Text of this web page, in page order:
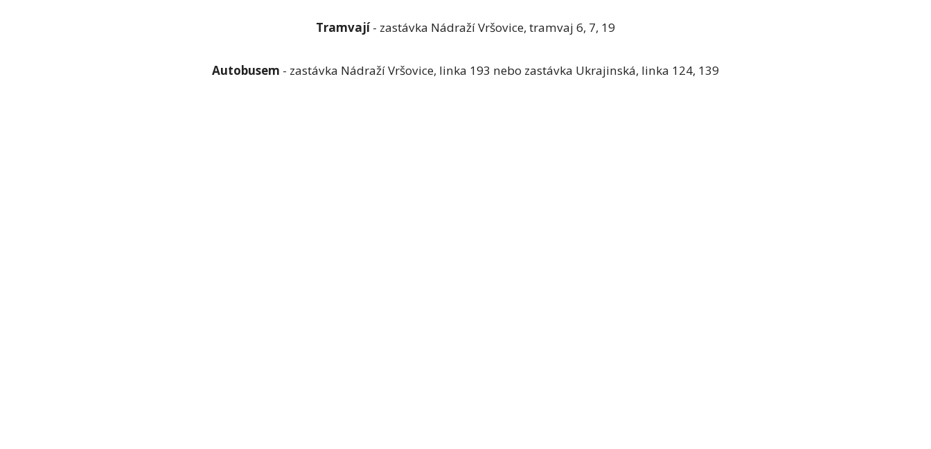
Tramvají- zastávka Nádraží Vršovice, tramvaj 6, 7, 19
Autobusem - zastávka Nádraží Vršovice, linka 193 nebo zastávka Ukrajinská, linka 124, 139